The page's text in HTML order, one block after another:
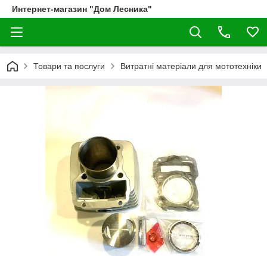
Интернет-магазин "Дом Лесника"
Товари та послуги Витратні матеріали для мототехніки